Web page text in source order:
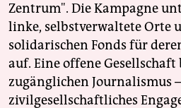
Zentrum". Die Kampagne
linke, selbstverwaltete Orte
solidarischen Fonds für
auf. Eine offene
zugänglichen Journalismus
zivilgesellschaftliches